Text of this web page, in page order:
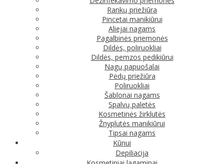
Rankų priežiūra
Pincetai manikiūrui
Aliejai nagams
Pagalbinės priemonės
Dildės, poliruokliai
Dildės, pemzos pedikiūrui
Nagų papuošalai
Pėdų priežiūra
Poliruokliai
Šablonai nagams
Spalvų paletės
Kosmetinės žirklutės
Žnyplutės manikiūrui
Tipsai nagams
Kūnui
Depiliacija